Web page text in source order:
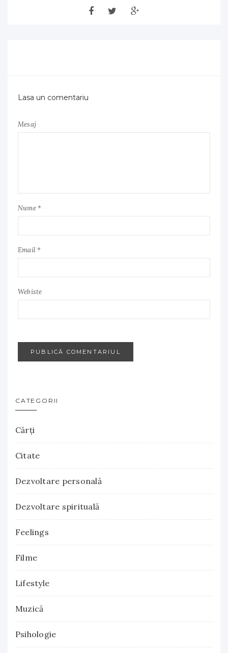
Lasa un comentariu
Mesaj
Nume *
Email *
Webiste
CATEGORII
Cărţi
Citate
Dezvoltare personală
Dezvoltare spirituală
Feelings
Filme
Lifestyle
Muzică
Psihologie